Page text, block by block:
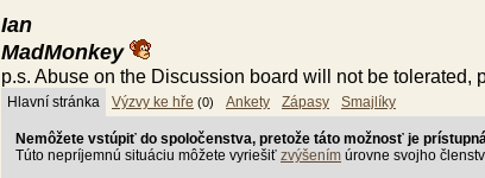
Ian
MadMonkey
p.s. Abuse on the Discussion board will not be
Hlavní stránka Výzvy ke hře (0) Ankety Zápasy Smajlíky
Nemôžete vstúpiť do spoločenstva, pretože táto možnosť je
Túto nepríjemnú situáciu môžete vyriešiť zvýšením úrovne svojho